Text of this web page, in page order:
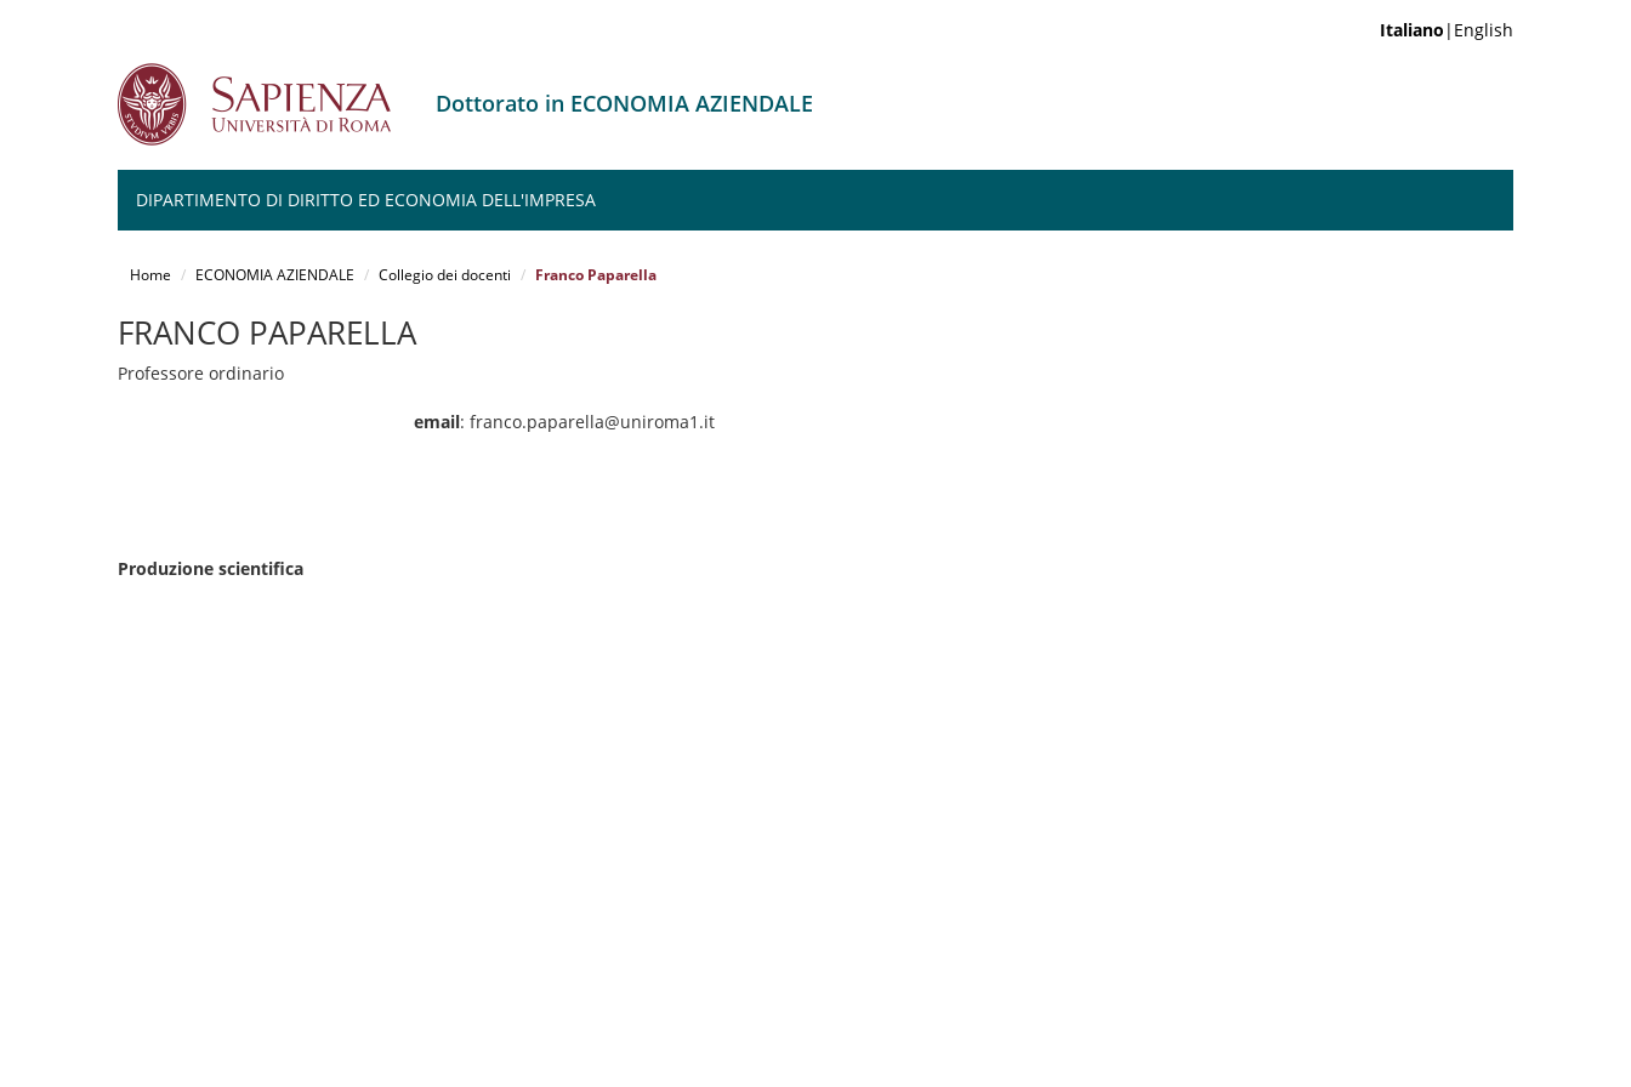
Italiano |English
Dottorato in ECONOMIA AZIENDALE
DIPARTIMENTO DI DIRITTO ED ECONOMIA DELL'IMPRESA
Home ECONOMIA AZIENDALE Collegio dei docenti Franco Paparella
FRANCO PAPARELLA
Professore ordinario
email: franco.paparella@uniroma1.it
Produzione scientifica